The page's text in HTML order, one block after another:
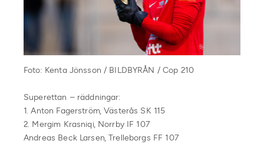
Foto: Kenta Jönsson / BILDBYRÅN / Cop 210
Superettan – räddningar:
1. Anton Fagerström, Västerås SK 115
2. Mergim Krasniqi, Norrby IF 107
Andreas Beck Larsen, Trelleborgs FF 107